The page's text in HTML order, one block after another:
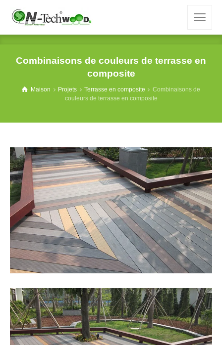
Combinaisons de couleurs de terrasse en
composite
Maison Projets Terrasse en composite
Combinaisons de
couleurs de terrasse en composite